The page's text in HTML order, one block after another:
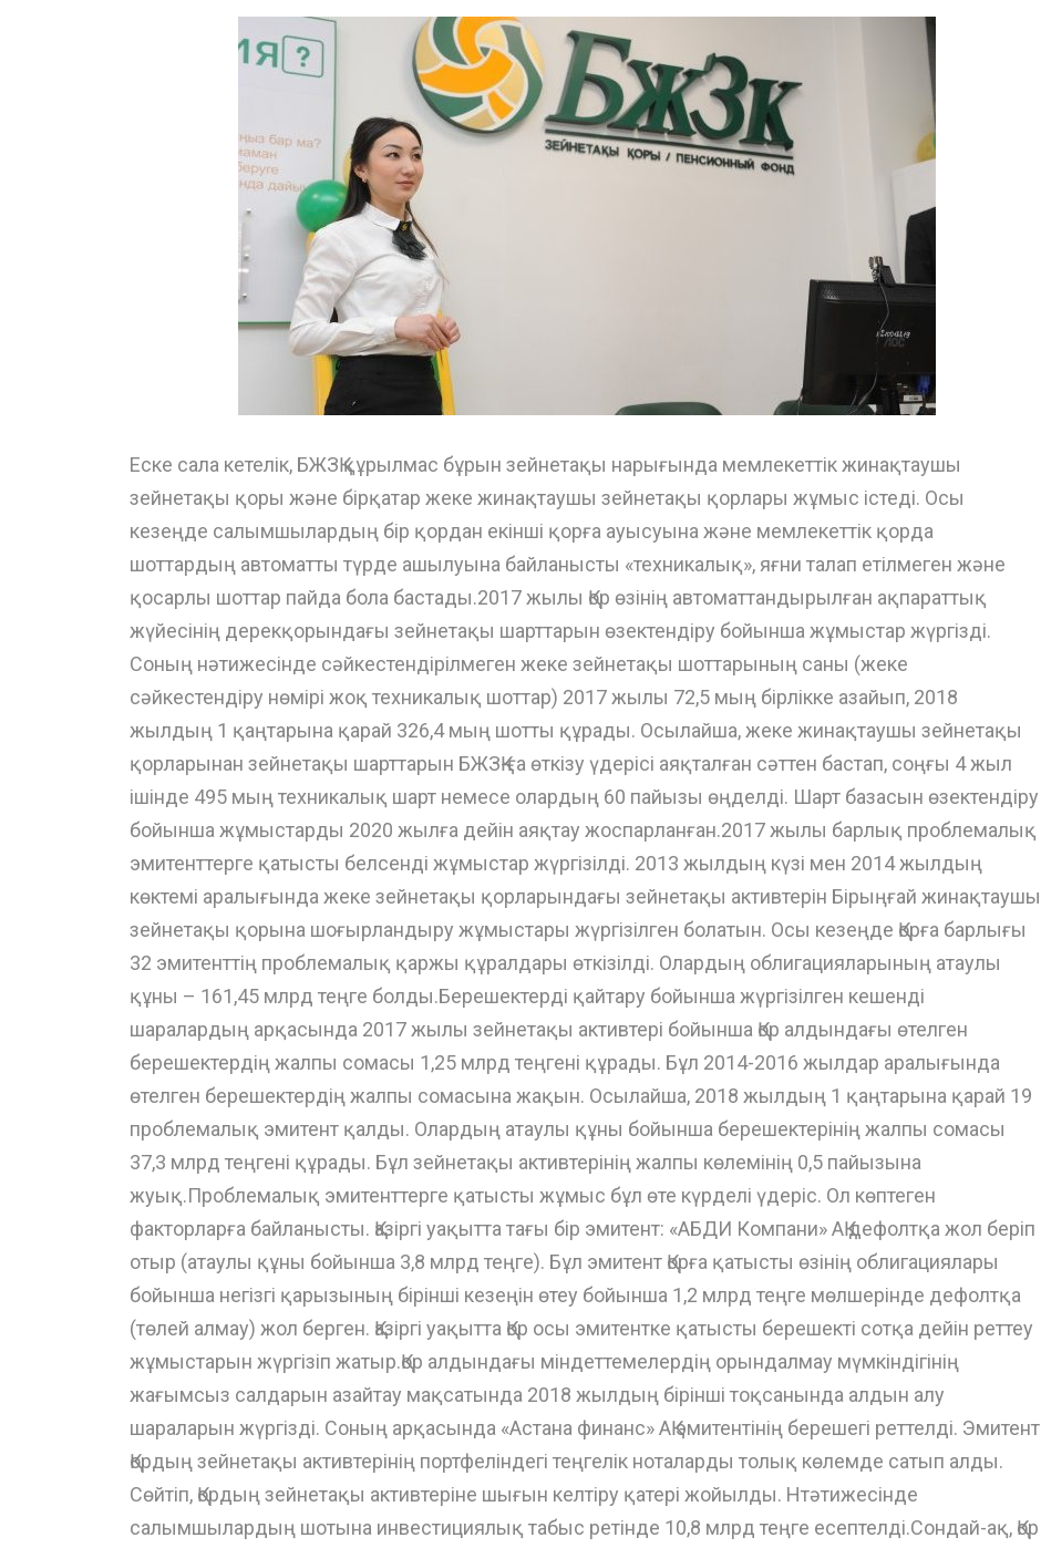
Еске сала кетелік, БЖЗҚ құрылмас бұрын зейнетақы нарығында мемлекеттік жинақтаушы
зейнетақы қоры және бірқатар жеке жинақтаушы зейнетақы қорлары жұмыс істеді. Осы
кезеңде салымшылардың бір қордан екінші қорға ауысуына және мемлекеттік қорда
шоттардың автоматты түрде ашылуына байланысты «техникалық», яғни талап етілмеген және
қосарлы шоттар пайда бола бастады.2017 жылы Қор өзінің автоматтандырылған ақпараттық
жүйесінің дерекқорындағы зейнетақы шарттарын өзектендіру бойынша жұмыстар жүргізді.
Соның нәтижесінде сәйкестендірілмеген жеке зейнетақы шоттарының саны (жеке
сәйкестендіру нөмірі жоқ техникалық шоттар) 2017 жылы 72,5 мың бірлікке азайып, 2018
жылдың 1 қаңтарына қарай 326,4 мың шотты құрады. Осылайша, жеке жинақтаушы зейнетақы
қорларынан зейнетақы шарттарын БЖЗҚ-ға өткізу үдерісі аяқталған сәттен бастап, соңғы 4 жыл
ішінде 495 мың техникалық шарт немесе олардың 60 пайызы өңделді. Шарт базасын өзектендіру
бойынша жұмыстарды 2020 жылға дейін аяқтау жоспарланған.2017 жылы барлық проблемалық
эмитенттерге қатысты белсенді жұмыстар жүргізілді. 2013 жылдың күзі мен 2014 жылдың
көктемі аралығында жеке зейнетақы қорларындағы зейнетақы активтерін Бірыңғай жинақтаушы
зейнетақы қорына шоғырландыру жұмыстары жүргізілген болатын. Осы кезеңде Қорға барлығы
32 эмитенттің проблемалық қаржы құралдары өткізілді. Олардың облигацияларының атаулы
құны – 161,45 млрд теңге болды.Берешектерді қайтару бойынша жүргізілген кешенді
шаралардың арқасында 2017 жылы зейнетақы активтері бойынша Қор алдындағы өтелген
берешектердің жалпы сомасы 1,25 млрд теңгені құрады. Бұл 2014-2016 жылдар аралығында
өтелген берешектердің жалпы сомасына жақын. Осылайша, 2018 жылдың 1 қаңтарына қарай 19
проблемалық эмитент қалды. Олардың атаулы құны бойынша берешектерінің жалпы сомасы
37,3 млрд теңгені құрады. Бұл зейнетақы активтерінің жалпы көлемінің 0,5 пайызына
жуық.Проблемалық эмитенттерге қатысты жұмыс бұл өте күрделі үдеріс. Ол көптеген
факторларға байланысты. Қазіргі уақытта тағы бір эмитент: «АБДИ Компани» АҚ дефолтқа жол беріп
отыр (атаулы құны бойынша 3,8 млрд теңге). Бұл эмитент Қорға қатысты өзінің облигациялары
бойынша негізгі қарызының бірінші кезеңін өтеу бойынша 1,2 млрд теңге мөлшерінде дефолтқа
(төлей алмау) жол берген. Қазіргі уақытта Қор осы эмитентке қатысты берешекті сотқа дейін реттеу
жұмыстарын жүргізіп жатыр.Қор алдындағы міндеттемелердің орындалмау мүмкіндігінің
жағымсыз салдарын азайтау мақсатында 2018 жылдың бірінші тоқсанында алдын алу
шараларын жүргізді. Соның арқасында «Астана финанс» АҚ эмитентінің берешегі реттелді. Эмитент
Қордың зейнетақы активтерінің портфеліндегі теңгелік ноталарды толық көлемде сатып алды.
Сөйтіп, Қордың зейнетақы активтеріне шығын келтіру қатері жойылды. Нтәтижесінде
салымшылардың шотына инвестициялық табыс ретінде 10,8 млрд теңге есептелді.Сондай-ақ, Қор